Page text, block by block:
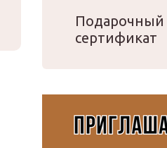
Подарочный
сертификат